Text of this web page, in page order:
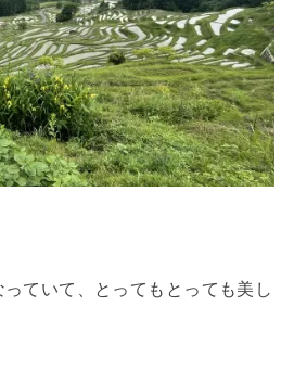
ていて、とってもとっても美し